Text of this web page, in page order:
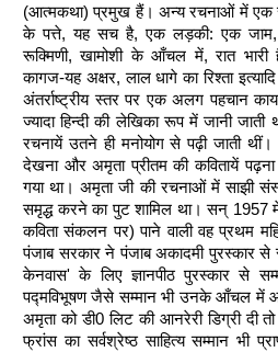
(आत्मकथा) प्रमुख हैं। अन्य रचनाओं में एक
के पत्ते, यह सच है, एक लड़की: एक जाम,
रूक्मिणी, खामोशी के आँचल में, रात
कागज-यह अक्षर, लाल धागे का रिश्ता
अंतर्राष्ट्रीय स्तर पर एक अलग पहचान
ज्यादा हिन्दी की लेखिका रूप में जानी
रचनायें उतने ही मनोयोग से पढ़ी जाती
देखना और अमृता प्रीतम की कवितायें
गया था। अमृता जी की रचनाओं में साझी
समृद्ध करने का पुट शामिल था। सन् 1957
कविता संकलन पर) पाने वाली वह प्रथम
पंजाब सरकार ने पंजाब अकादमी पुरस्कार
केनवास' के लिए ज्ञानपीठ पुरस्कार से
पद्मविभूषण जैसे सम्मान भी उनके आँचल में
अमृता को डी0 लिट की आनरेरी डिग्री दी
फ्रांस का सर्वश्रेष्ठ साहित्य सम्मान